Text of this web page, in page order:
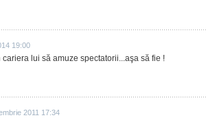
19:00
lui să amuze spectatorii...aşa să fie !
2011 17:34